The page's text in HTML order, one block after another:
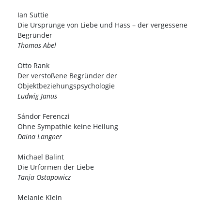
Ian Suttie
Die Ursprünge von Liebe und Hass – der vergessene
Begründer
Thomas Abel
Otto Rank
Der verstoßene Begründer der
Objektbeziehungspsychologie
Ludwig Janus
Sándor Ferenczi
Ohne Sympathie keine Heilung
Daina Langner
Michael Balint
Die Urformen der Liebe
Tanja Ostapowicz
Melanie Klein